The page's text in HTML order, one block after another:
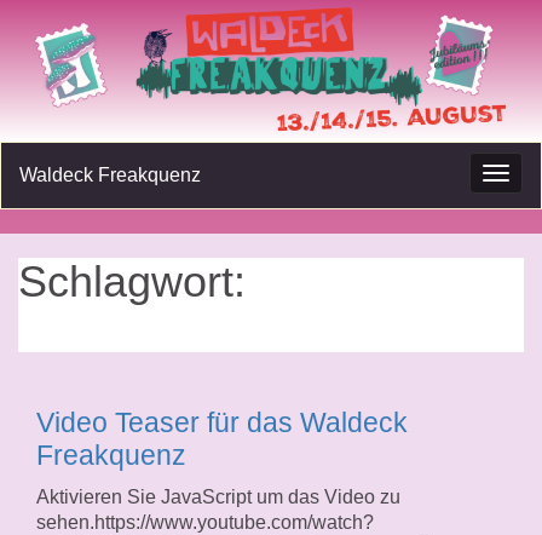
Waldeck Freakquenz
Schlagwort:
Video Teaser für das Waldeck
Freakquenz
Aktivieren Sie JavaScript um das Video zu
sehen.https://www.youtube.com/watch?